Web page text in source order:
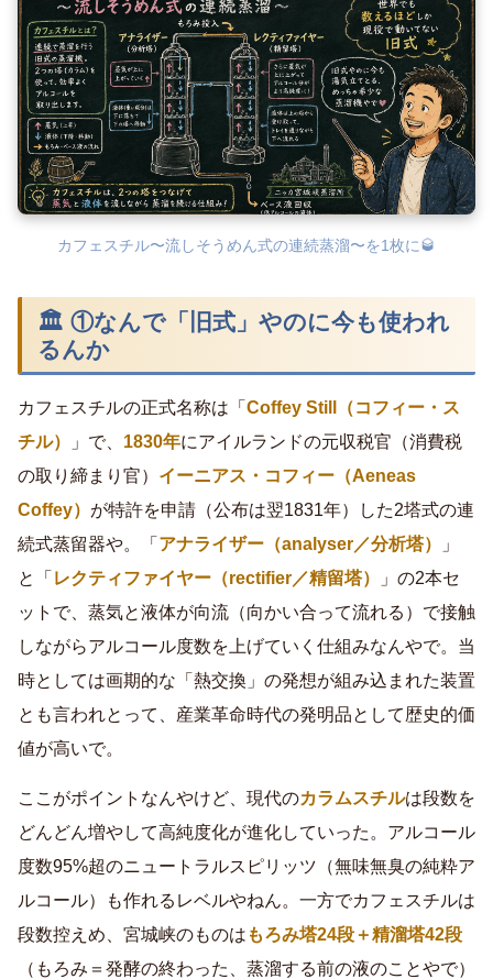
カフェスチル〜流しそうめん式の連続蒸溜〜を1枚に🥃
🏛 ①なんで「旧式」やのに今も使われ
るんか
カフェスチルの正式名称は「 Coffey Still（コフィー・ス
チル）
」で、 1830年にアイルランドの元収税官（消費税
の取り締まり官） イーニアス・コフィー（Aeneas
Coffey） が特許を申請（公布は翌1831年）した2塔式の連
続式蒸留器や。「 アナライザー（analyser／分析塔）
」
と「 レクティファイヤー（rectifier／精留塔）
」の2本セ
ットで、蒸気と液体が向流（向かい合って流れる）で接触
しながらアルコール度数を上げていく仕組みなんやで。当
時としては画期的な「熱交換」の発想が組み込まれた装置
とも言われとって、産業革命時代の発明品として歴史的価
値が高いで。
ここがポイントなんやけど、現代のカラムスチルは段数を
どんどん増やして高純度化が進化していった。アルコール
度数95%超のニュートラルスピリッツ（無味無臭の純粋ア
ルコール）も作れるレベルやねん。一方でカフェスチルは
段数控えめ、宮城峡のものは もろみ塔24段＋精溜塔42段
（もろみ＝発酵の終わった、蒸溜する前の液のことやで）